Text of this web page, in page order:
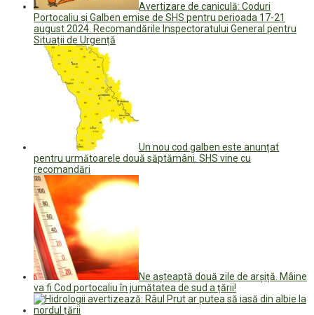
Avertizare de caniculă: Coduri
Portocaliu și Galben emise de SHS pentru perioada 17-21
august 2024. Recomandările Inspectoratului General pentru
Situații de Urgență
Un nou cod galben este anunțat
pentru următoarele două săptămâni. SHS vine cu
recomandări
Ne așteaptă două zile de arșiță. Mâine
va fi Cod portocaliu în jumătatea de sud a țării!